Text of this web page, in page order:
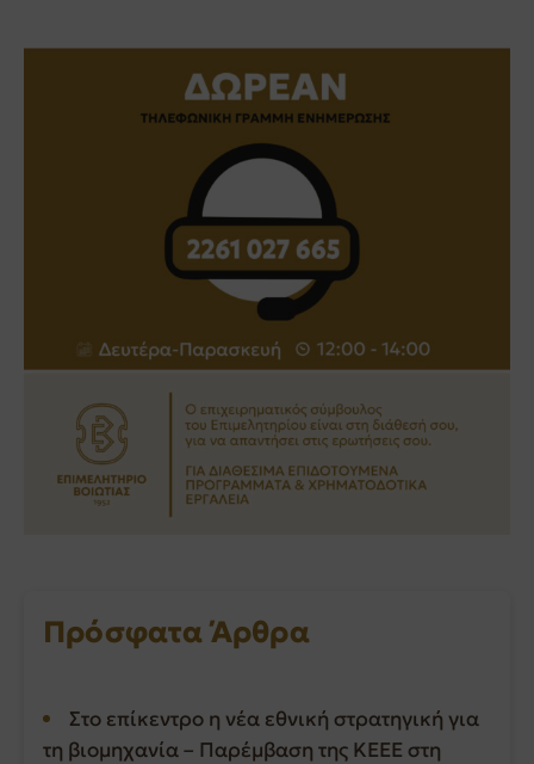
Πρόσφατα Άρθρα
Στο επίκεντρο η νέα εθνική στρατηγική για
τη βιομηχανία – Παρέμβαση της ΚΕΕΕ στη